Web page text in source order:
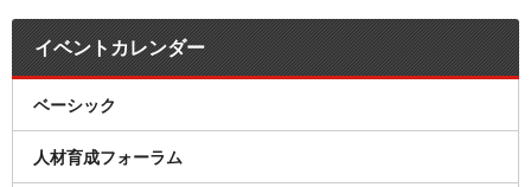
イベントカレンダー
ベーシック
人材育成フォーラム